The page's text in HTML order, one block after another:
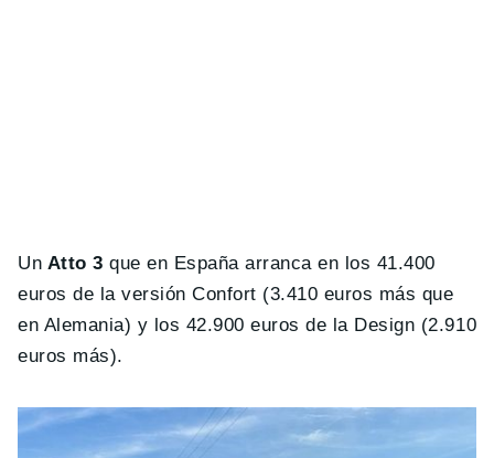
Un Atto 3 que en España arranca en los 41.400
euros de la versión Confort (3.410 euros más que
en Alemania) y los 42.900 euros de la Design (2.910
euros más).